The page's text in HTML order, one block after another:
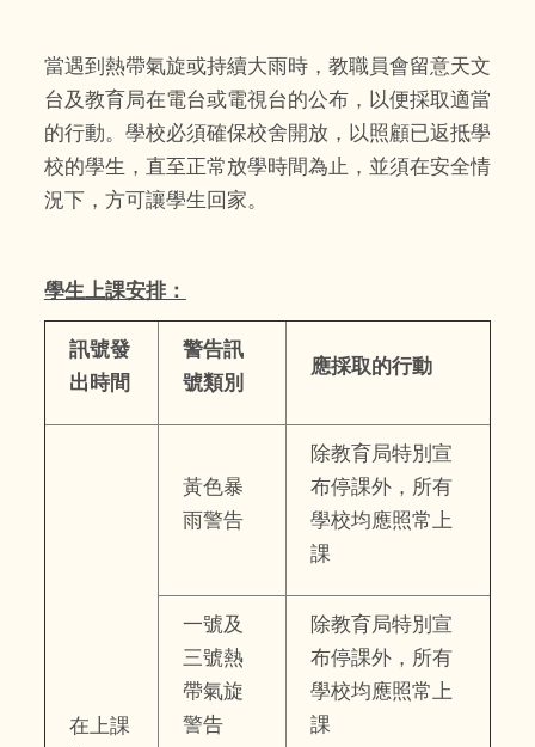
當遇到熱帶氣旋或持續大雨時，教職員會留意天文
台及教育局在電台或電視台的公布，以便採取適當
的行動。學校必須確保校舍開放，以照顧已返抵學
校的學生，直至正常放學時間為止，並須在安全情
況下，方可讓學生回家。
學生上課安排：
訊號發
出時間
警告訊
號類別
應採取的行動
在上課
黃色暴
雨警告
除教育局特別宣
布停課外，所有
學校均應照常上
課
一號及
三號熱
帶氣旋
警告
除教育局特別宣
布停課外，所有
學校均應照常上
課